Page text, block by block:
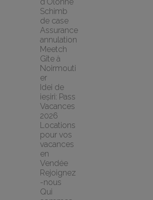
Schimb
de case
Assurance
annulation
Meetch
Gîte à
Noirmouti
er
Idei de
ieșiri: Pass
Vacances
2026
Locations
pour vos
vacances
en
Vendée
Rejoignez
-nous
Qui